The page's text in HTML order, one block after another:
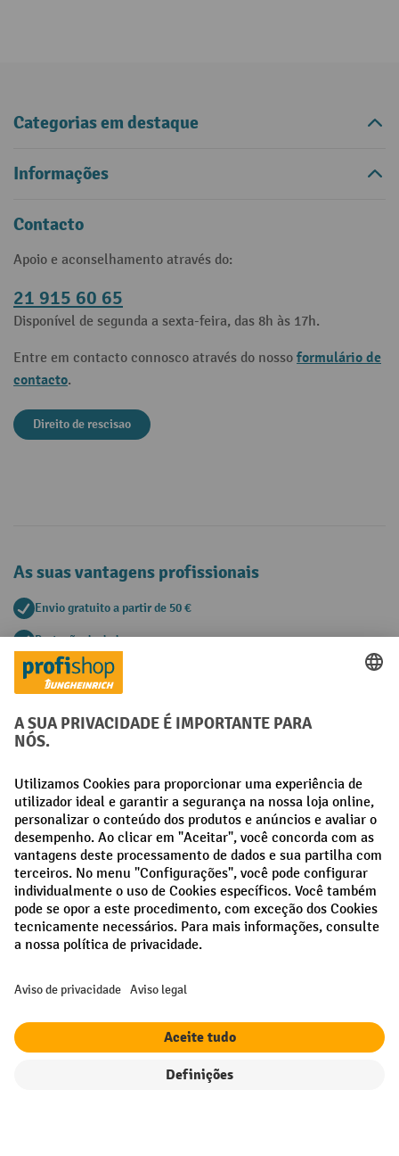
Categorias em destaque
Informações
Contacto
Apoio e aconselhamento através do:
21 915 60 65
Disponível de segunda a sexta-feira, das 8h às 17h.
Entre em contacto connosco através do nosso formulário de
contacto.
Direito de rescisao
As suas vantagens profissionais
Envio gratuito a partir de 50 €
Proteção de dados segura
Aconselhamento pessoal de compra
Métodos de pagamento
Creditcard (Master)Creditcard (Visa)Pré-pagamento
Redes sociais
Facebook
LinkedIn
Instagram
Proteção de dados Definições de privacidade
Todos os preços excl. IVA maiscustos de envio
entrega, se não indicado o contrário.
¹ O desconto é válido enquanto durarem os stocks. O desconto não se